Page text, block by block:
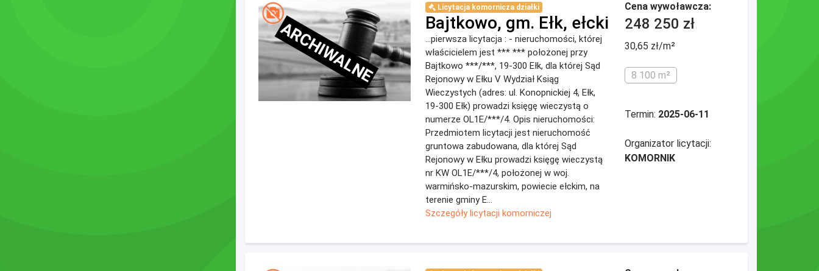
ARCHIWALNE
Licytacja komornicza działki
Bajtkowo, gm. Ełk, ełcki
...pierwsza licytacja : - nieruchomości, której
właścicielem jest *** *** położonej przy
Bajtkowo ***/***, 19-300 Ełk, dla której Sąd
Rejonowy w Ełku V Wydział Ksiąg
Wieczystych (adres: ul. Konopnickiej 4, Ełk,
19-300 Ełk) prowadzi księgę wieczystą o
numerze OL1E/***/4. Opis nieruchomości:
Przedmiotem licytacji jest nieruchomość
gruntowa zabudowana, dla której Sąd
Rejonowy w Ełku prowadzi księgę wieczystą
nr KW OL1E/***/4, położonej w woj.
warmińsko-mazurskim, powiecie ełckim, na
terenie gminy E...
Szczegóły licytacji komorniczej
Cena wywoławcza:
248 250 zł
30,65 zł/m²
8 100 m²
Termin: 2025-06-11
Organizator licytacji:
KOMORNIK